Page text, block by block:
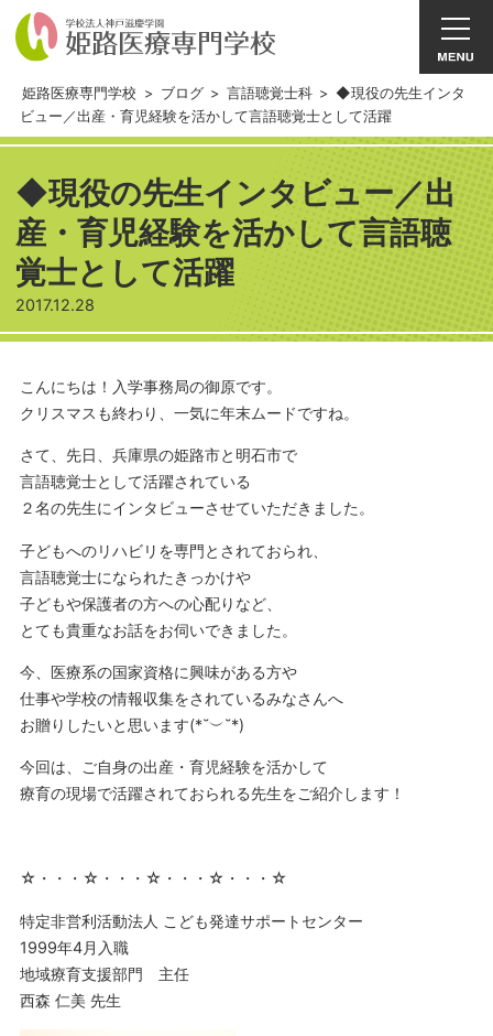
姫路医療専門学校 > ブログ > 言語聴覚士科 > ◆現役の先生インタ
ビュー／出産・育児経験を活かして言語聴覚士として活躍
◆現役の先生インタビュー／出
産・育児経験を活かして言語聴
覚士として活躍
2017.12.28
こんにちは！入学事務局の御原です。
クリスマスも終わり、一気に年末ムードですね。
さて、先日、兵庫県の姫路市と明石市で
言語聴覚士として活躍されている
２名の先生にインタビューさせていただきました。
子どもへのリハビリを専門とされておられ、
言語聴覚士になられたきっかけや
子どもや保護者の方への心配りなど、
とても貴重なお話をお伺いできました。
今、医療系の国家資格に興味がある方や
仕事や学校の情報収集をされているみなさんへ
お贈りしたいと思います(*˘︶˘*)
今回は、ご自身の出産・育児経験を活かして
療育の現場で活躍されておられる先生をご紹介します！
☆・・・☆・・・☆・・・☆・・・☆
特定非営利活動法人 こども発達サポートセンター
1999年4月入職
地域療育支援部門 主任
西森 仁美 先生